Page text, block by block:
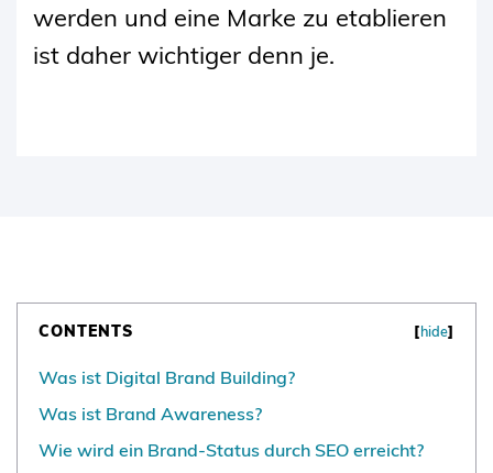
werden und eine Marke zu etablieren
ist daher wichtiger denn je.
CONTENTS [hide]
Was ist Digital Brand Building?
Was ist Brand Awareness?
Wie wird ein Brand-Status durch SEO erreicht?